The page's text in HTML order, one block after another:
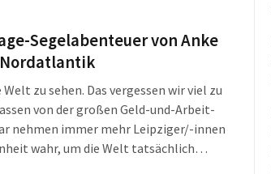
so tun, wird auch im Jahr 2022 noch
Segelabenteuer von Anke
zu sehen. Das vergessen wir viel zu
von der großen Geld-und-Arbeit-
nehmen immer mehr Leipziger/-innen
wahr, um die Welt tatsächlich